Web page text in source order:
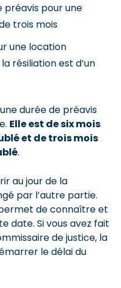
préavis pour une
trois mois
une location
résiliation est d’un
durée de préavis
Elle est de six mois
et de trois mois
.
au jour de la
par l’autre partie.
de connaître et
date. Si vous avez fait
de justice, la
le délai du